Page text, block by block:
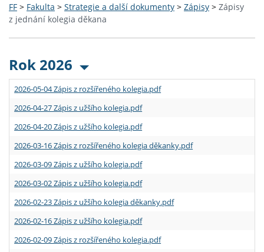
FF > Fakulta > Strategie a další dokumenty > Zápisy > Zápisy
z jednání kolegia děkana
Rok 2026
2026-05-04 Zápis z rozšířeného kolegia.pdf
2026-04-27 Zápis z užšího kolegia.pdf
2026-04-20 Zápis z užšího kolegia.pdf
2026-03-16 Zápis z rozšířeného kolegia děkanky.pdf
2026-03-09 Zápis z užšího kolegia.pdf
2026-03-02 Zápis z užšího kolegia.pdf
2026-02-23 Zápis z užšího kolegia děkanky.pdf
2026-02-16 Zápis z užšího kolegia.pdf
2026-02-09 Zápis z rozšířeného kolegia.pdf